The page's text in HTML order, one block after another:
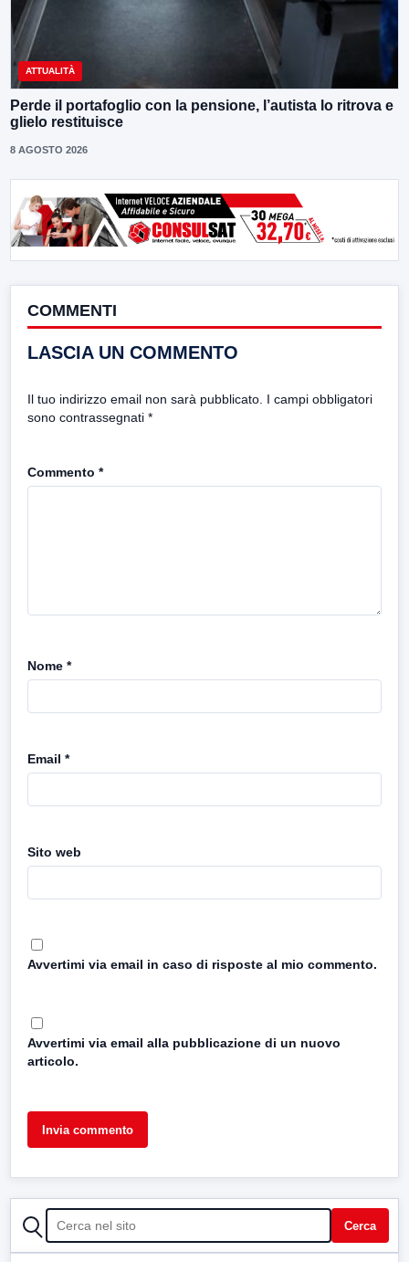
ATTUALITÀ
Perde il portafoglio con la pensione, l’autista lo ritrova e
glielo restituisce
8 AGOSTO 2026
COMMENTI
LASCIA UN COMMENTO
Il tuo indirizzo email non sarà pubblicato. I campi obbligatori
sono contrassegnati *
Commento *
Nome *
Email *
Sito web
Avvertimi via email in caso di risposte al mio commento.
Avvertimi via email alla pubblicazione di un nuovo
articolo.
CERCA Cerca